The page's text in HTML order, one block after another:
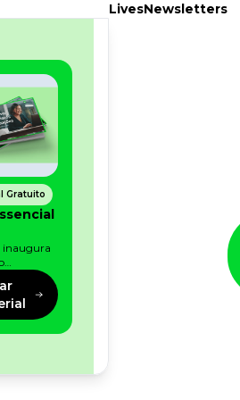
Gratuito
inaugura
na
de riscos:
dos
e
as
LivesNewsletters